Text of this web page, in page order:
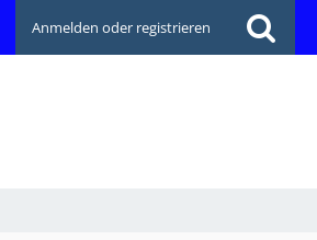
Anmelden oder registrieren